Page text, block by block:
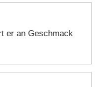
er an Geschmack